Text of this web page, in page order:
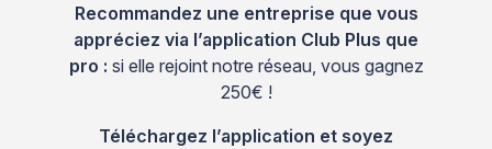
Recommandez une entreprise que vous
appréciez via l’application Club Plus que
pro : si elle rejoint notre réseau, vous gagnez
250€ !
Téléchargez l’application et soyez